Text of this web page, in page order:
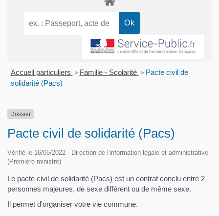
Accueil particuliers > Famille - Scolarité > Pacte civil de
solidarité (Pacs)
Dossier
Pacte civil de solidarité (Pacs)
Vérifié le 16/05/2022 - Direction de l'information légale et administrative
(Première ministre)
Le pacte civil de solidarité (Pacs) est un contrat conclu entre 2
personnes majeures, de sexe différent ou de même sexe.
Il permet d'organiser votre vie commune.